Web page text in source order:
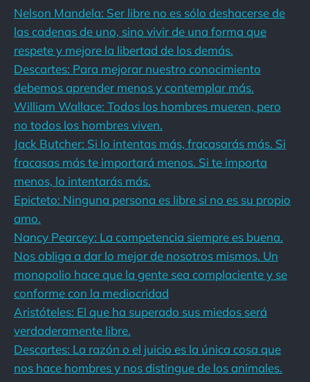
Nelson Mandela: Ser libre no es sólo deshacerse de
las cadenas de uno, sino vivir de una forma que
respete y mejore la libertad de los demás.
Descartes: Para mejorar nuestro conocimiento
debemos aprender menos y contemplar más.
William Wallace: Todos los hombres mueren, pero
no todos los hombres viven.
Jack Butcher: Si lo intentas más, fracasarás más. Si
fracasas más te importará menos. Si te importa
menos, lo intentarás más.
Epicteto: Ninguna persona es libre si no es su propio
amo.
Nancy Pearcey: La competencia siempre es buena.
Nos obliga a dar lo mejor de nosotros mismos. Un
monopolio hace que la gente sea complaciente y se
conforme con la mediocridad
Aristóteles: El que ha superado sus miedos será
verdaderamente libre.
Descartes: La razón o el juicio es la única cosa que
nos hace hombres y nos distingue de los animales.